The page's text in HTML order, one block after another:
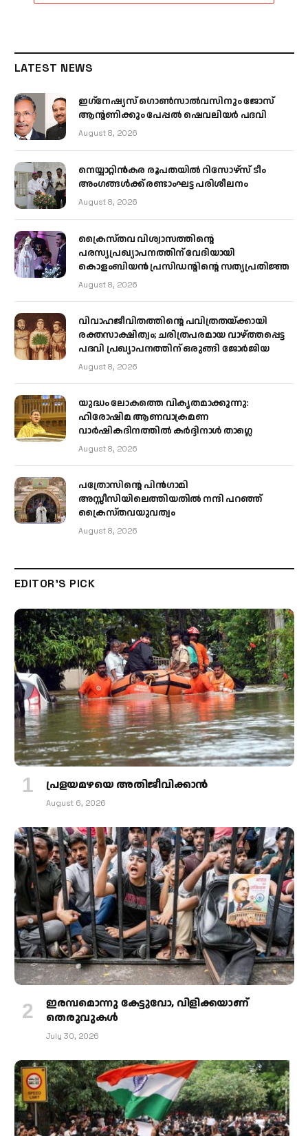
LATEST NEWS
ഇഗ്‌നേഷ്യസ് ഗൊൺസാൽവസിനും ജോസ്
ആന്റണിക്കും പേപ്പൽ ഷെവലിയർ പദവി
August 8, 2026
നെയ്യാറ്റിൻകര രൂപതയിൽ റിസോഴ്സ് ടീം
അംഗങ്ങൾക്ക് രണ്ടാംഘട്ട പരിശീലനം
August 8, 2026
ക്രൈസ്തവ വിശ്വാസത്തിന്റെ
പരസ്യപ്രഖ്യാപനത്തിന് വേദിയായി
കൊളംബിയൻ പ്രസിഡന്റിന്റെ സത്യപ്രതിജ്ഞ
August 8, 2026
വിവാഹജീവിതത്തിന്റെ പവിത്രതയ്ക്കായി
രക്തസാക്ഷിത്വം; ചരിത്രപരമായ വാഴ്ത്തപ്പെട്ട
പദവി പ്രഖ്യാപനത്തിന് ഒരുങ്ങി ജോര്‍ജിയ
August 8, 2026
യുദ്ധം ലോകത്തെ വികൃതമാക്കുന്നു:
ഹിരോഷിമ ആണവാക്രമണ
വാർഷികദിനത്തിൽ കർദ്ദിനാൾ താഗ്ലെ
August 8, 2026
പത്രോസിന്റെ പിൻഗാമി
അസ്സീസിയിലെത്തിയതിൽ നന്ദി പറഞ്ഞ്
ക്രൈസ്തവയുവത്വം
August 8, 2026
EDITOR'S PICK
പ്രളയമഴയെ അതിജീവിക്കാന്‍
August 6, 2026
ഇരമ്പമൊന്നു കേട്ടുവോ, വിളിക്കയാണ്
തെരുവുകള്‍
July 30, 2026